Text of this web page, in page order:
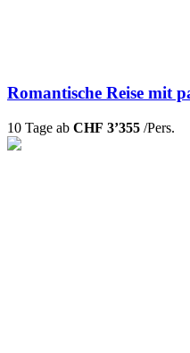
Romantische Reise mit
10 Tage ab CHF 3’355 /Pers.